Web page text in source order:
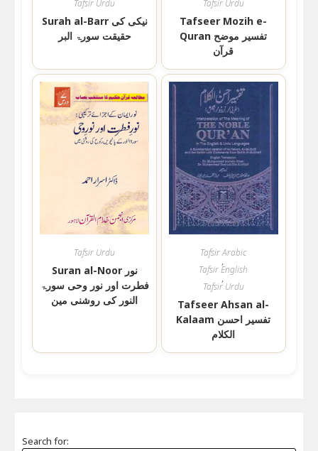
Tafsir Urdu
Surah al-Barr نیکی کی
حقیقت سورۃ البر
Tafsir Urdu
Tafseer Mozih e-
Quran تفسیر موضح
قرآن
Tafsir Urdu
Suran al-Noor نور
فطرت اور نور وحی سورۃ
النور کی روشنی مین
Tafsir Arabic
,
Tafsir English
,
Tafsir Urdu
Tafseer Ahsan al-
Kalaam تفسير احسن
الكلام
Search for: